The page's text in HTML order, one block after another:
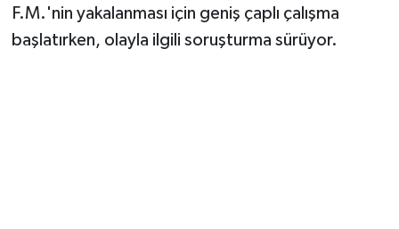
F.M.'nin yakalanması için geniş çaplı çalışma
başlatırken, olayla ilgili soruşturma sürüyor.